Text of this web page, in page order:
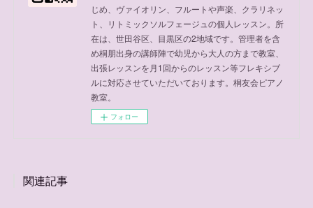
じめ、ヴァイオリン、フルートや声楽、クラリネッ
ト、リトミックソルフェージュの個人レッスン。所
在は、世田谷区、目黒区の2地域です。管理者を含
め桐朋出身の講師陣で幼児から大人の方まで教室、
出張レッスンを月1回からのレッスン等フレキシブ
ルに対応させていただいております。桐友会ピアノ
教室。
フォロー
関連記事